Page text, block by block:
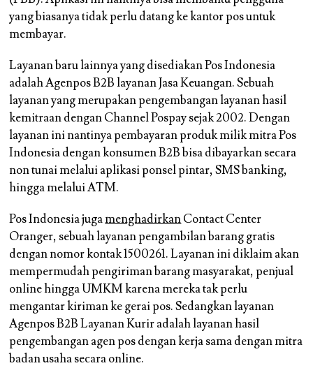
yang biasanya tidak perlu datang ke kantor pos untuk
membayar.
Layanan baru lainnya yang disediakan Pos Indonesia
adalah Agenpos B2B layanan Jasa Keuangan. Sebuah
layanan yang merupakan pengembangan layanan hasil
kemitraan dengan Channel Pospay sejak 2002. Dengan
layanan ini nantinya pembayaran produk milik mitra Pos
Indonesia dengan konsumen B2B bisa dibayarkan secara
non tunai melalui aplikasi ponsel pintar, SMS banking,
hingga melalui ATM.
Pos Indonesia jugamenghadirkanContact Center
Oranger, sebuah layanan pengambilan barang gratis
dengan nomor kontak 1500261. Layanan ini diklaim akan
mempermudah pengiriman barang masyarakat, penjual
online hingga UMKM karena mereka tak perlu
mengantar kiriman ke gerai pos. Sedangkan layanan
Agenpos B2B Layanan Kurir adalah layanan hasil
pengembangan agen pos dengan kerja sama dengan mitra
badan usaha secara online.